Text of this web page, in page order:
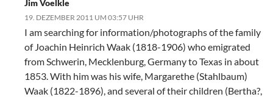
Jim Voelkle
19. DEZEMBER 2011 UM 03:57 UHR
I am searching for information/photographs of the family
of Joachin Heinrich Waak (1818-1906) who emigrated
from Schwerin, Mecklenburg, Germany to Texas in about
1853. With him was his wife, Margarethe (Stahlbaum)
Waak (1822-1896), and several of their children (Bertha?,